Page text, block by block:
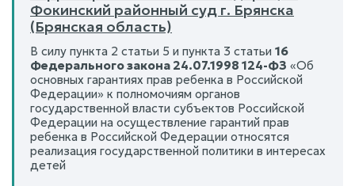
Фокинский районный суд г. Брянска
(Брянская область)
В силу пункта 2 статьи 5 и пункта 3 статьи 16
Федерального закона 24.07.1998 124-ФЗ «Об
основных гарантиях прав ребенка в Российской
Федерации» к полномочиям органов
государственной власти субъектов Российской
Федерации на осуществление гарантий прав
ребенка в Российской Федерации относятся
реализация государственной политики в интересах
детей